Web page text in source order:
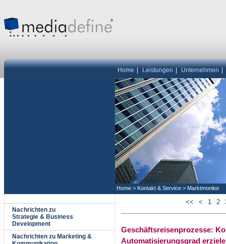
Home Leistungen Unternehmen
Home > Kontakt & Service > Marktmonitor
Nachrichten zu
Strategie & Business
Development
Nachrichten zu Marketing &
<< < 1 2
Geschäftsreisenprozesse:
Automatisierungsgrad